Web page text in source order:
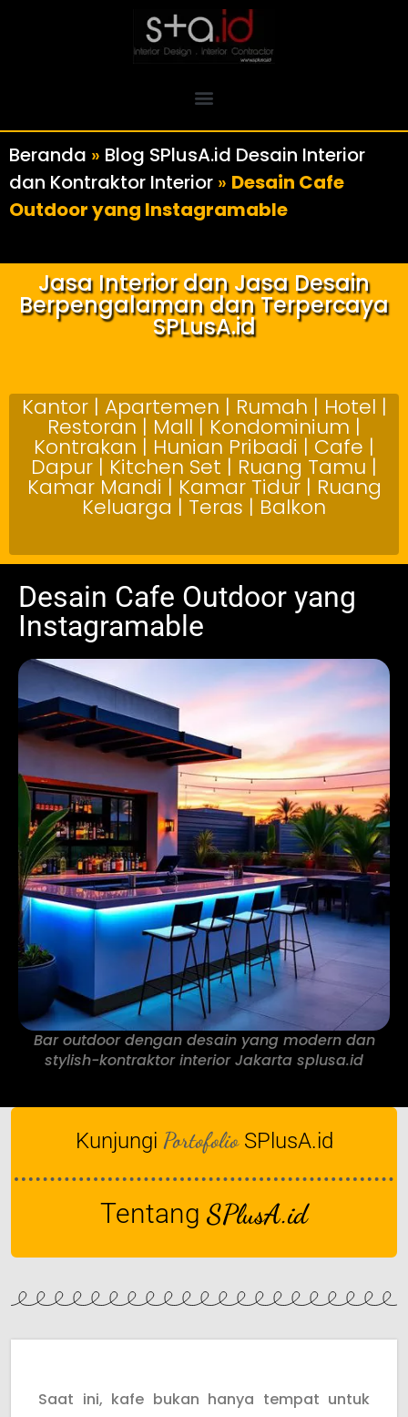
Beranda » Blog SPlusA.id Desain Interior
dan Kontraktor Interior » Desain Cafe
Outdoor yang Instagramable
Jasa Interior dan Jasa Desain
Berpengalaman dan Terpercaya
SPLusA.id
Kantor | Apartemen | Rumah | Hotel |
Restoran | Mall | Kondominium |
Kontrakan | Hunian Pribadi | Cafe |
Dapur | Kitchen Set | Ruang Tamu |
Kamar Mandi | Kamar Tidur | Ruang
Keluarga | Teras | Balkon
Desain Cafe Outdoor yang
Instagramable
Bar outdoor dengan desain yang modern dan
stylish-kontraktor interior Jakarta splusa.id
Kunjungi Portofolio SPlusA.id
Tentang SPlusA.id
Saat ini, kafe bukan hanya tempat untuk